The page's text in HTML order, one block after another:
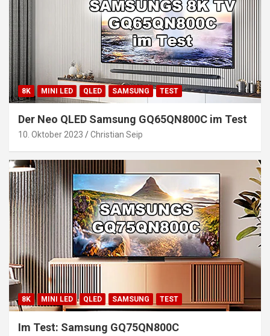
8K MINI LED QLED SAMSUNG TEST
Der Neo QLED Samsung GQ65QN800C im Test
10. Oktober 2023 Christian Seip
8K MINI LED QLED SAMSUNG TEST
Im Test: Samsung GQ75QN800C